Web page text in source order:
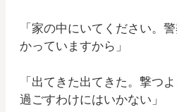
「家の中にいてください。
かっていますから」
「出てきた出てきた。撃つ
過ごすわけにはいかない」